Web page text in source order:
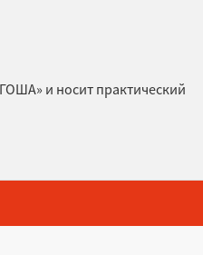
и носит практический